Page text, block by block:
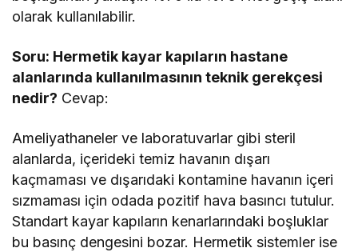
olarak kullanılabilir.
Soru: Hermetik kayar kapıların hastane
alanlarında kullanılmasının teknik gerekçesi
nedir? Cevap:
Ameliyathaneler ve laboratuvarlar gibi steril
alanlarda, içerideki temiz havanın dışarı
kaçmaması ve dışarıdaki kontamine havanın içeri
sızmaması için odada pozitif hava basıncı tutulur.
Standart kayar kapıların kenarlarındaki boşluklar
bu basınç dengesini bozar. Hermetik sistemler ise